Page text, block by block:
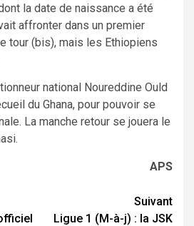
la date de naissance a été
affronter dans un premier
tour (bis), mais les Ethiopiens
national Noureddine Ould
du Ghana, pour pouvoir se
La manche retour se jouera le
APS
Suivant
Ligue 1 (M-à-j) : la JSK